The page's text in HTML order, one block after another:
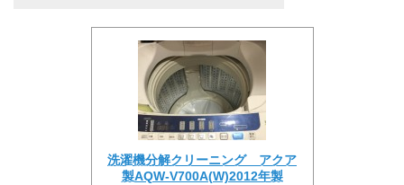
洗濯機分解クリーニング アクア
製AQW-V700A(W)2012年製